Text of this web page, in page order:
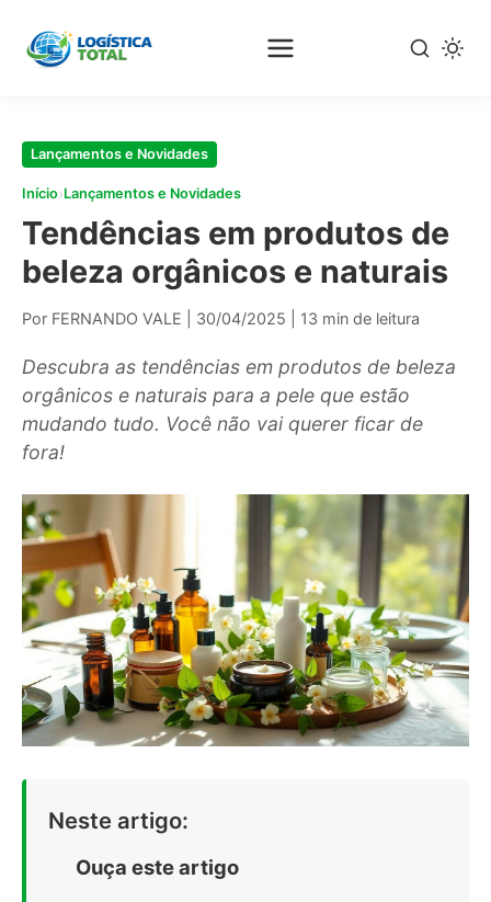
para
Lançamentos e Novidades
Início›Lançamentos e Novidades
Tendências em produtos de
beleza orgânicos e naturais
Por FERNANDO VALE 30/04/2025 13 min de leitura
Descubra as tendências em produtos de beleza
orgânicos e naturais para a pele que estão
mudando tudo. Você não vai querer ficar de
fora!
Neste artigo:
Ouça este artigo